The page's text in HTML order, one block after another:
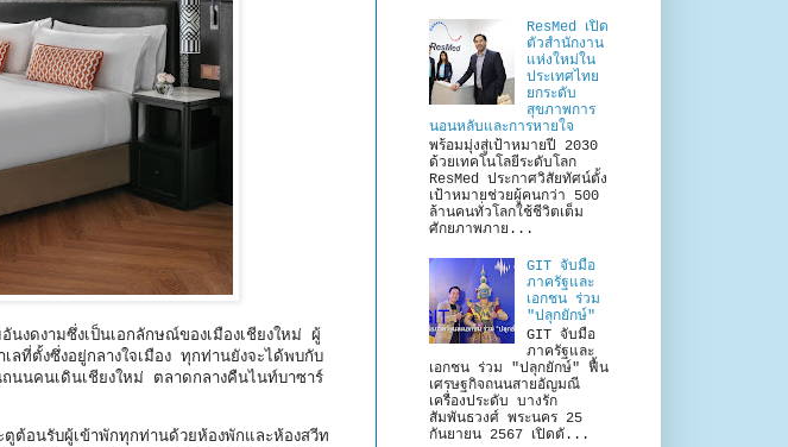
งดงามซึ่งเป็นเอกลักษณ์ของเมืองเชียงใหม่ ผู้
ที่ตั้งซึ่งอยู่กลางใจเมือง ทุกท่านยังจะได้พบกับ
นนคนเดินเชียงใหม่ ตลาดกลางคืนไนท์บาซาร์
ตูต้อนรับผู้เข้าพักทุกท่านด้วยห้องพักและห้องสวีท
ResMed เปิด
ตัวสำนักงาน
แห่งใหม่ใน
ประเทศไทย
ยกระดับ
สุขภาพการ
นอนหลับและการหายใจ
พร้อมมุ่งสู่เป้าหมายปี 2030
ด้วยเทคโนโลยีระดับโลก
ResMed ประกาศวิสัยทัศน์ตั้ง
เป้าหมายช่วยผู้คนกว่า 500
ล้านคนทั่วโลกใช้ชีวิตเต็ม
ศักยภาพภาย...
GIT จับมือ
ภาครัฐและ
เอกชน ร่วม
"ปลุกยักษ์"
GIT จับมือ
ภาครัฐและ
เอกชน ร่วม "ปลุกยักษ์" ฟื้น
เศรษฐกิจถนนสายอัญมณี
เครื่องประดับ บางรัก
สัมพันธวงศ์ พระนคร 25
กันยายน 2567 เปิดตั...